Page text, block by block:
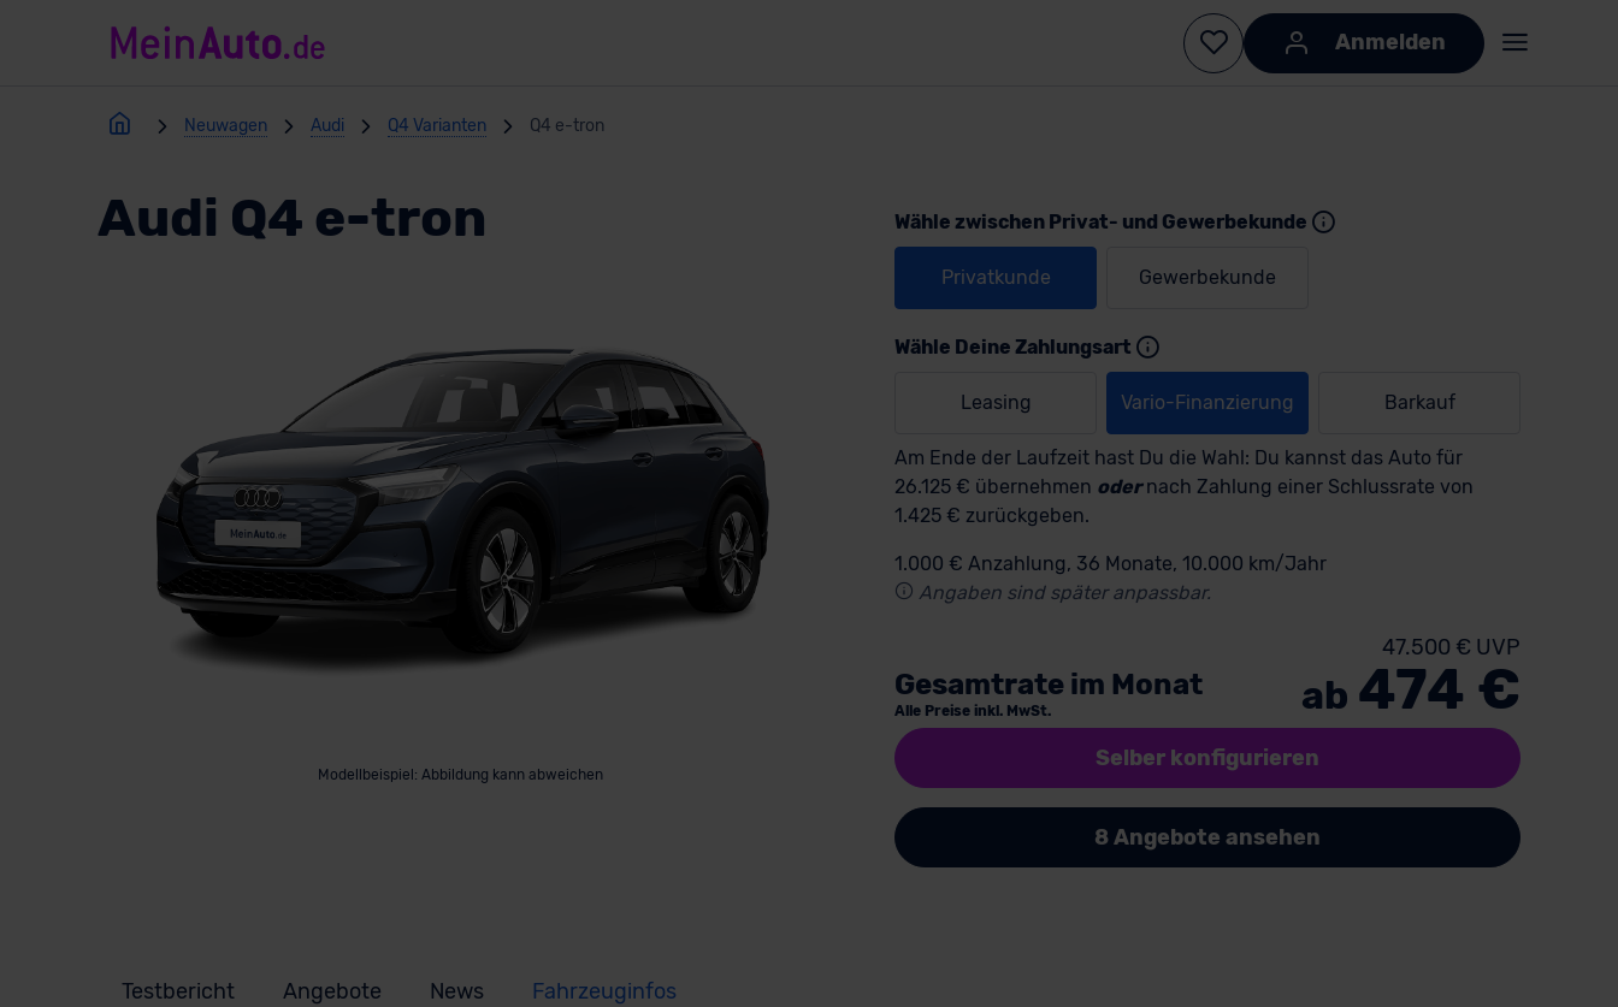
Anmelden
Neuwagen Audi Q4 Varianten Q4 e-tron
Audi Q4 e-tron
Modellbeispiel: Abbildung kann abweichen
Wähle zwischen Privat- und Gewerbekunde
Privatkunde Gewerbekunde
Wähle Deine Zahlungsart
Leasing Vario-Finanzierung Barkauf
Am Ende der Laufzeit hast Du die Wahl: Du kannst das Auto für
26.125 € übernehmen odernach Zahlung einer Schlussrate von
1.425 € zurückgeben.
1.000 € Anzahlung, 36 Monate, 10.000 km/Jahr
Angaben sind später anpassbar.
Gesamtrate im Monat
Alle Preise inkl. MwSt.
47.500 € UVP
ab 474 €
Selber konfigurieren
8 Angebote ansehen
Testbericht Angebote News Fahrzeuginfos